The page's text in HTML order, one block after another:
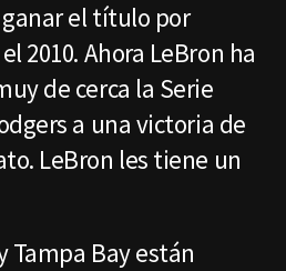
el título por
2010. Ahora LeBron ha
de cerca la Serie
a una victoria de
LeBron les tiene un
Tampa Bay están